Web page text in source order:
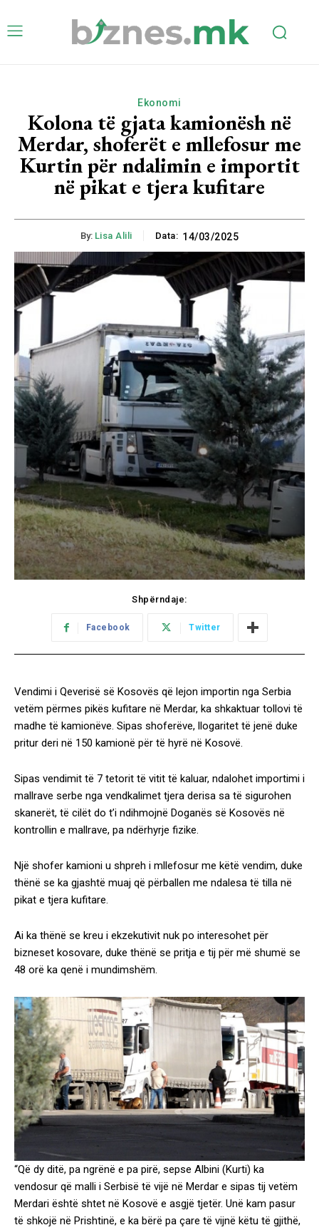
Ekonomi
Kolona të gjata kamionësh në
Merdar, shoferët e mllefosur me
Kurtin për ndalimin e importit
në pikat e tjera kufitare
By: Lisa Alili Data: 14/03/2025
Shpërndaje:
Facebook Twitter
Vendimi i Qeverisë së Kosovës që lejon importin nga Serbia
vetëm përmes pikës kufitare në Merdar, ka shkaktuar tollovi të
madhe të kamionëve. Sipas shoferëve, llogaritet të jenë duke
pritur deri në 150 kamionë për të hyrë në Kosovë.
Sipas vendimit të 7 tetorit të vitit të kaluar, ndalohet importimi i
mallrave serbe nga vendkalimet tjera derisa sa të sigurohen
skanerët, të cilët do t’i ndihmojnë Doganës së Kosovës në
kontrollin e mallrave, pa ndërhyrje fizike.
Një shofer kamioni u shpreh i mllefosur me këtë vendim, duke
thënë se ka gjashtë muaj që përballen me ndalesa të tilla në
pikat e tjera kufitare.
Ai ka thënë se kreu i ekzekutivit nuk po interesohet për
bizneset kosovare, duke thënë se pritja e tij për më shumë se
48 orë ka qenë i mundimshëm.
“Që dy ditë, pa ngrënë e pa pirë, sepse Albini (Kurti) ka
vendosur që malli i Serbisë të vijë në Merdar e sipas tij vetëm
Merdari është shtet në Kosovë e asgjë tjetër. Unë kam pasur
të shkojë në Prishtinë, e ka bërë pa çare të vijnë këtu të gjithë,